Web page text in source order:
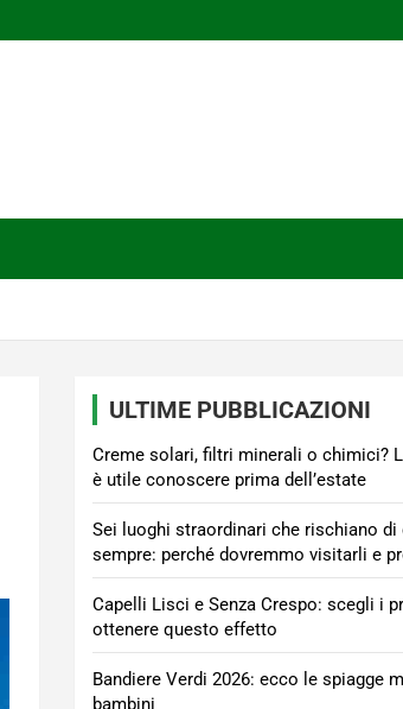
ULTIME PUBBLICAZIONI
Creme solari, filtri minerali o chimici?
è utile conoscere prima dell’estate
Sei luoghi straordinari che rischiano di
sempre: perché dovremmo visitarli e
Capelli Lisci e Senza Crespo: scegli i
ottenere questo effetto
Bandiere Verdi 2026: ecco le spiagge
bambini